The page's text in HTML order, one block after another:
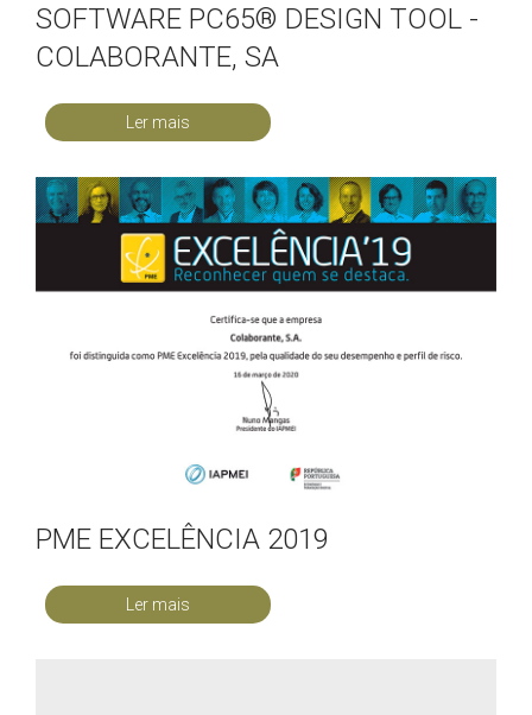
SOFTWARE PC65® DESIGN TOOL -
COLABORANTE, SA
Ler mais
PME EXCELÊNCIA 2019
Ler mais